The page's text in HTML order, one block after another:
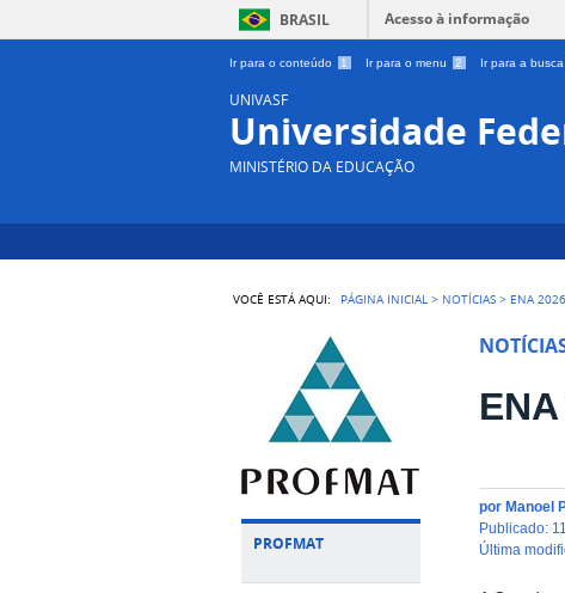
BRASIL Acesso à informação
Ir para o conteúdo 1 Ir para o menu 2 Ir para a busca
UNIVASF
Universidade
MINISTÉRIO DA EDUCAÇÃO
VOCÊ ESTÁ AQUI: PÁGINA INICIAL > NOTÍCIAS > ENA
PROFMAT
por Manoel
publicado:
última